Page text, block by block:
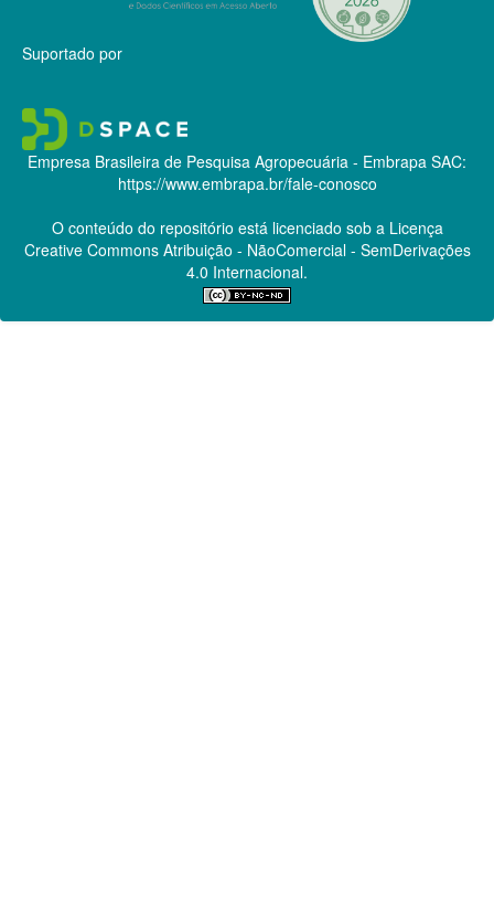
Suportado por
Empresa Brasileira de Pesquisa Agropecuária - Embrapa SAC:
https://www.embrapa.br/fale-conosco
O conteúdo do repositório está licenciado sob a Licença
Creative CommonsAtribuição - NãoComercial - SemDerivações
4.0 Internacional.